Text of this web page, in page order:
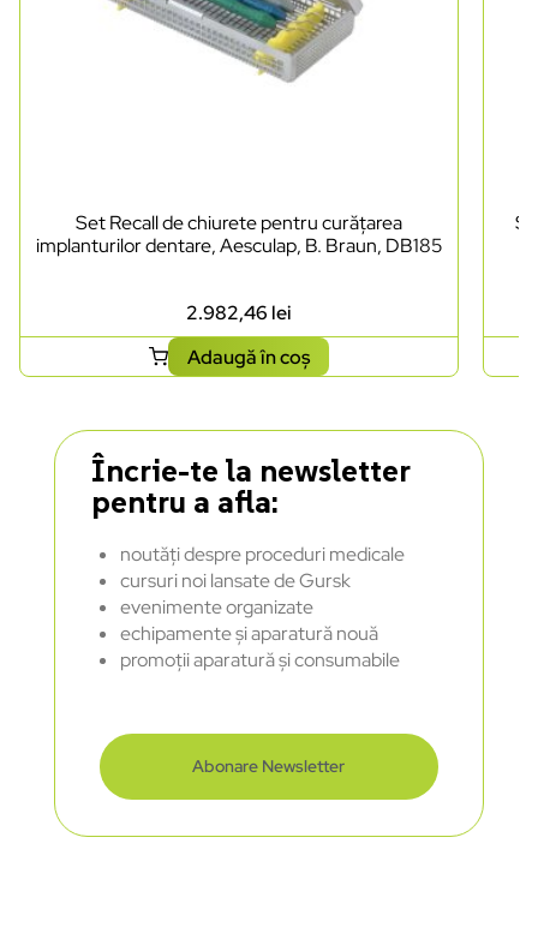
Set Recall de chiurete pentru curățarea
implanturilor dentare, Aesculap, B. Braun, DB185
2.982,46 lei
Adaugă în coș
Încrie-te la newsletter
pentru a afla:
noutăți despre proceduri medicale
cursuri noi lansate de Gursk
evenimente organizate
echipamente și aparatură nouă
promoții aparatură și consumabile
Abonare Newsletter